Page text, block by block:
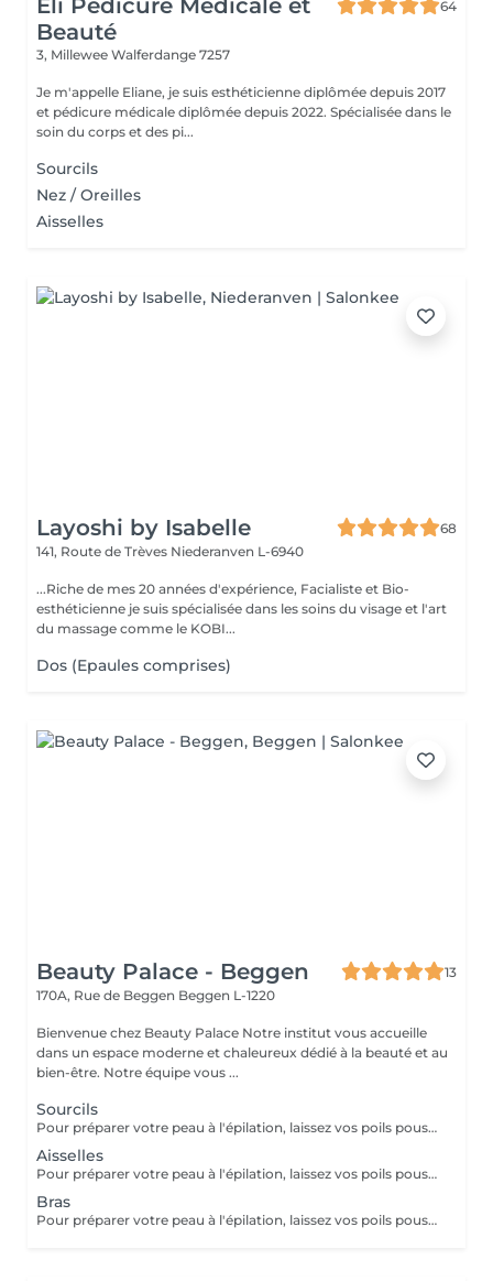
Eli Pédicure Médicale et
Beauté
64
3, Millewee Walferdange 7257
Je m'appelle Eliane, je suis esthéticienne diplômée depuis 2017
et pédicure médicale diplômée depuis 2022. Spécialisée dans le
soin du corps et des pi...
Sourcils
Nez / Oreilles
Aisselles
Layoshi by Isabelle
68
141, Route de Trèves Niederanven L-6940
...Riche de mes 20 années d'expérience, Facialiste et Bio-
esthéticienne je suis spécialisée dans les soins du visage et l'art
du massage comme le KOBI...
Dos (Epaules comprises)
Beauty Palace - Beggen
13
170A, Rue de Beggen Beggen L-1220
Bienvenue chez Beauty Palace Notre institut vous accueille
dans un espace moderne et chaleureux dédié à la beauté et au
bien-être. Notre équipe vous ...
Sourcils
Pour préparer votre peau à l'épilation, laissez vos poils pousser pendant au moins deux semaines après le dernier rasage pour assurer une longueur adéquate. Il est également recommandé, mais non indispensable, d'effectuer un gommage doux 24 heures avant la séance pour éliminer les cellules mortes et faciliter l'extraction des poils. Le jour de l'épilation, évitez d'appliquer des crèmes ou des huiles sur la zone concernée afin d'assurer une bonne adhérence de la cire. Enfin, protégez votre peau en évitant l'exposition au soleil ou les séances de bronzage, qui pourraient la rendre plus sensible et irritable.
Aisselles
Pour préparer votre peau à l'épilation, laissez vos poils pousser pendant au moins deux semaines après le dernier rasage pour assurer une longueur adéquate. Il est également recommandé, mais non indispensable, d'effectuer un gommage doux 24 heures avant la séance pour éliminer les cellules mortes et faciliter l'extraction des poils. Le jour de l'épilation, évitez d'appliquer des crèmes ou des huiles sur la zone concernée afin d'assurer une bonne adhérence de la cire. Enfin, protégez votre peau en évitant l'exposition au soleil ou les séances de bronzage, qui pourraient la rendre plus sensible et irritable.
Bras
Pour préparer votre peau à l'épilation, laissez vos poils pousser pendant au moins deux semaines après le dernier rasage pour assurer une longueur adéquate. Il est également recommandé, mais non indispensable, d'effectuer un gommage doux 24 heures avant la séance pour éliminer les cellules mortes et faciliter l'extraction des poils. Le jour de l'épilation, évitez d'appliquer des crèmes ou des huiles sur la zone concernée afin d'assurer une bonne adhérence de la cire. Enfin, protégez votre peau en évitant l'exposition au soleil ou les séances de bronzage, qui pourraient la rendre plus sensible et irritable.